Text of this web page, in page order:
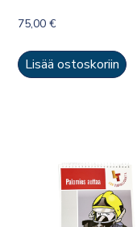
75,00€
Lisää ostoskoriin